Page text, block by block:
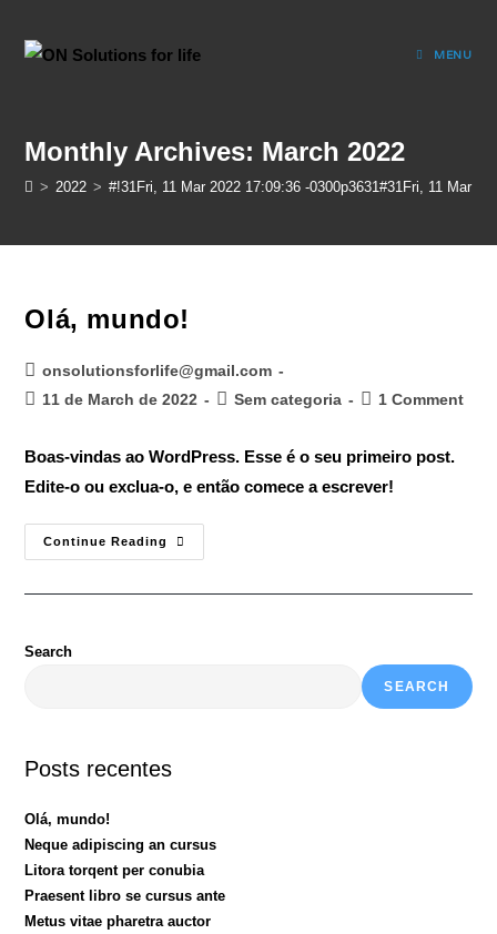
MENU
Monthly Archives: March 2022
> 2022 > #!31Fri, 11 Mar 2022 17:09:36 -0300p3631#31Fri, 11 Mar
Olá, mundo!
onsolutionsforlife@gmail.com
11 de March de 2022
Sem categoria 1 Comment
Boas-vindas ao WordPress. Esse é o seu primeiro post.
Edite-o ou exclua-o, e então comece a escrever!
Continue Reading
Search
SEARCH
Posts recentes
Olá, mundo!
Neque adipiscing an cursus
Litora torqent per conubia
Praesent libro se cursus ante
Metus vitae pharetra auctor